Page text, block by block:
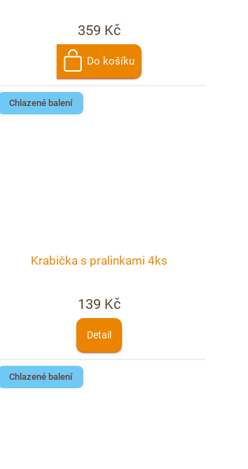
359 Kč
Do košíku
Chlazené balení
Krabička s pralinkami 4ks
139 Kč
Detail
Chlazené balení